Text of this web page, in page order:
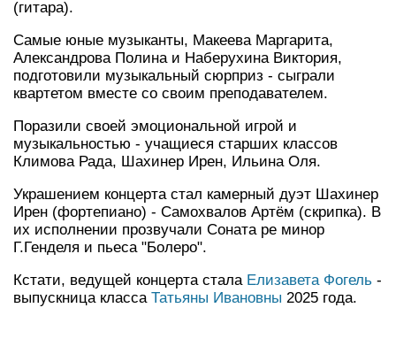
(гитара).
Самые юные музыканты, Макеева Маргарита,
Александрова Полина и Наберухина Виктория,
подготовили музыкальный сюрприз - сыграли
квартетом вместе со своим преподавателем.
Поразили своей эмоциональной игрой и
музыкальностью - учащиеся старших классов
Климова Рада, Шахинер Ирен, Ильина Оля.
Украшением концерта стал камерный дуэт Шахинер
Ирен (фортепиано) - Самохвалов Артём (скрипка). В
их исполнении прозвучали Соната ре минор
Г.Генделя и пьеса "Болеро".
Кстати, ведущей концерта стала Елизавета Фогель -
выпускница класса Татьяны Ивановны 2025 года.